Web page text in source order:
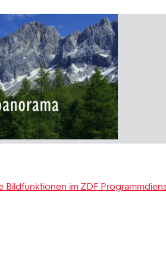
Bildfunktionen im ZDF